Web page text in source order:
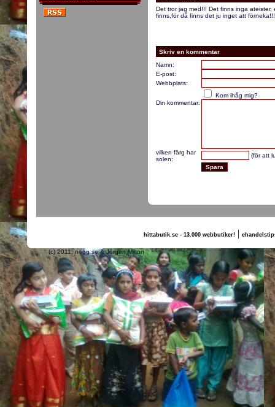
Det tror jag med!!! Det finns inga
finns,för då finns det ju inget att
Skriv en kommentar
Namn:
E-post:
Webbplats:
Kom ihåg mig?
Din kommentar:
vilken färg har
solen:
(för att
hittabutik.se - 13.000 webbutiker!|
(c) 2011, nogg.se & Jörgen Milton